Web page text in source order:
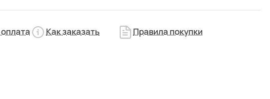
Как заказать Правила покупки